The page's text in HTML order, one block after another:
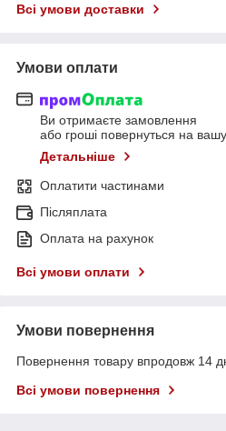
Всі умови доставки
Умови оплати
Ви отримаєте замовлення
або гроші повернуться на
Детальніше
Оплатити частинами
Післяплата
Оплата на рахунок
Всі умови оплати
Умови повернення
Повернення товару впродовж 14
Всі умови повернення